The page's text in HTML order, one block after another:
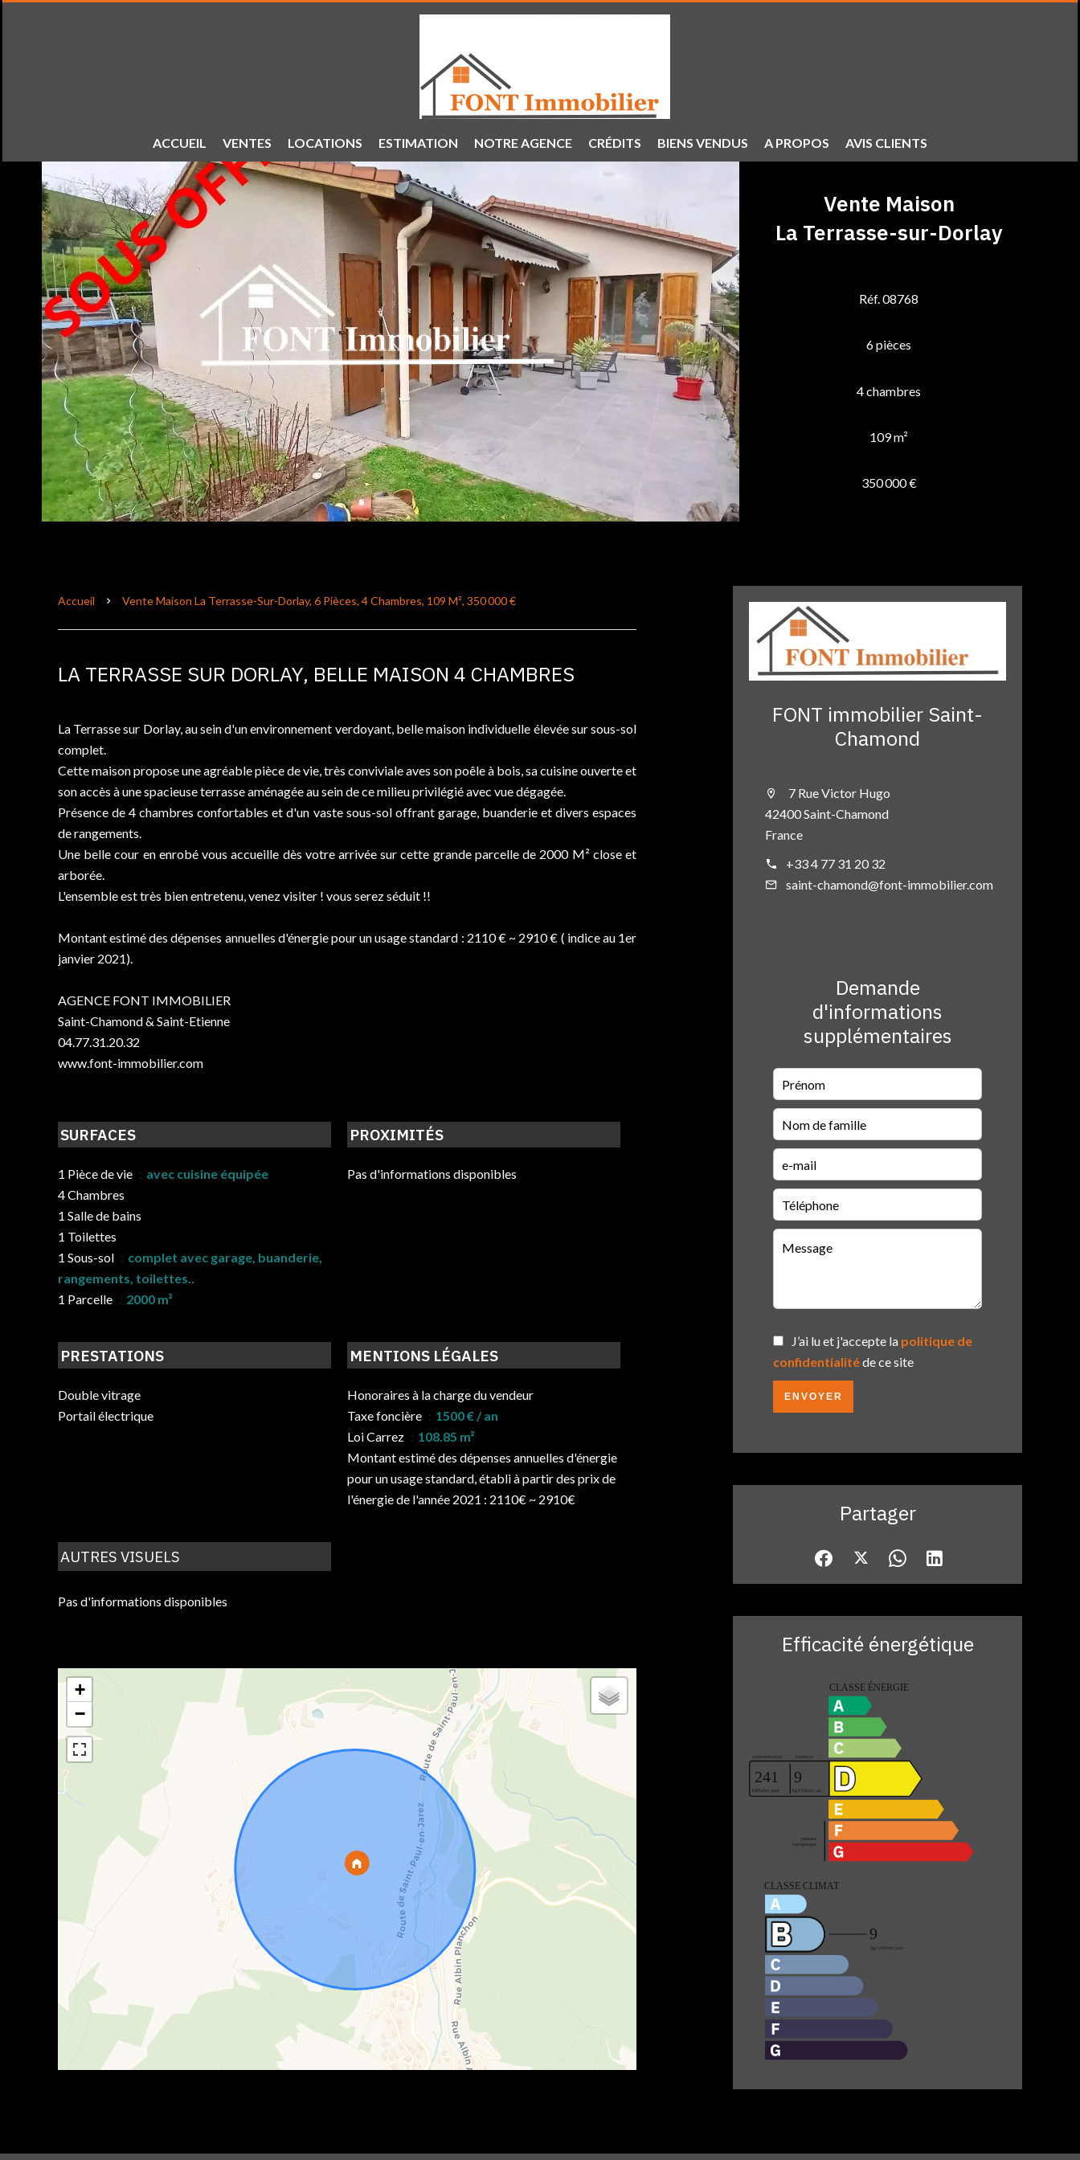
ACCUEIL VENTES LOCATIONS ESTIMATION NOTRE AGENCE CRÉDITS BIENS VENDUS A PROPOS AVIS CLIENTS
Vente Maison
La Terrasse-sur-Dorlay
Réf. 08768
6 pièces
4 chambres
109 m²
350 000 €
Accueil Vente Maison La Terrasse-Sur-Dorlay, 6 Pièces, 4 Chambres, 109 M², 350 000 €
LA TERRASSE SUR DORLAY, BELLE MAISON 4 CHAMBRES
La Terrasse sur Dorlay, au sein d'un environnement verdoyant, belle maison individuelle élevée sur sous-sol
complet.
Cette maison propose une agréable pièce de vie, très conviviale aves son poêle à bois, sa cuisine ouverte et
son accès à une spacieuse terrasse aménagée au sein de ce milieu privilégié avec vue dégagée.
Présence de 4 chambres confortables et d'un vaste sous-sol offrant garage, buanderie et divers espaces
de rangements.
Une belle cour en enrobé vous accueille dès votre arrivée sur cette grande parcelle de 2000 M² close et
arborée.
L'ensemble est très bien entretenu, venez visiter ! vous serez séduit !!
Montant estimé des dépenses annuelles d'énergie pour un usage standard : 2110 € ~ 2910 € ( indice au 1er
janvier 2021).
AGENCE FONT IMMOBILIER
Saint-Chamond & Saint-Etienne
04.77.31.20.32
www.font-immobilier.com
SURFACES
1 Pièce de vie
avec cuisine équipée
4 Chambres
1 Salle de bains
1 Toilettes
1 Sous-sol
complet avec garage, buanderie,
rangements, toilettes..
1 Parcelle
2000 m²
PROXIMITÉS
Pas d'informations disponibles
PRESTATIONS
Double vitrage
Portail électrique
MENTIONS LÉGALES
Honoraires à la charge du vendeur
Taxe foncière
1500 € / an
Loi Carrez
108.85 m²
Montant estimé des dépenses annuelles d'énergie
pour un usage standard, établi à partir des prix de
l'énergie de l'année 2021 : 2110€ ~ 2910€
AUTRES VISUELS
Pas d'informations disponibles
+
−
FONT immobilier Saint-
Chamond
7 Rue Victor Hugo
42400 Saint-Chamond
France
+33 4 77 31 20 32
saint-chamond@font-immobilier.com
Demande
d'informations
supplémentaires
J’ai lu et j'accepte la politique de
confidentialitéde ce site
ENVOYER
Partager
Efficacité énergétique